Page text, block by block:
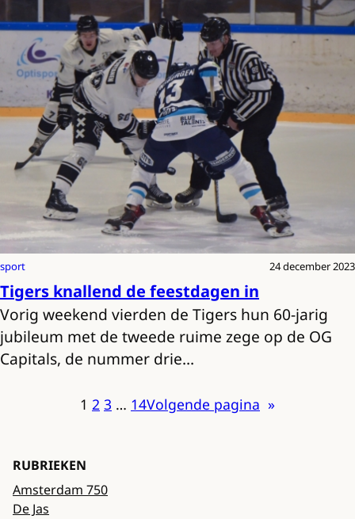
sport 24 december 2023
Tigers knallend de feestdagen in
Vorig weekend vierden de Tigers hun 60-jarig
jubileum met de tweede ruime zege op de OG
Capitals, de nummer drie…
1 2 3 … 14Volgende pagina »
RUBRIEKEN
Amsterdam 750
De Jas